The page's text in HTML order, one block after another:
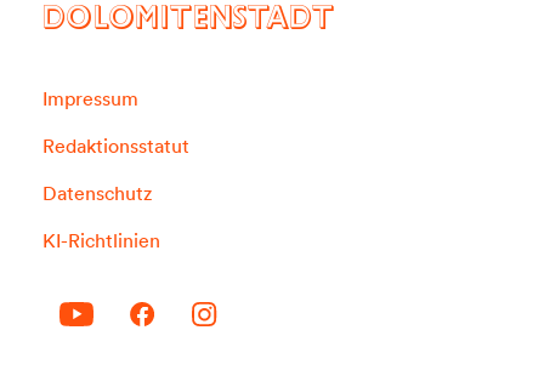
DOLOMITENSTADT
Impressum
Redaktionsstatut
Datenschutz
KI-Richtlinien